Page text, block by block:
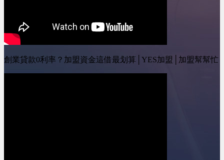
創業貸款0利率？加盟資金這借最划算│YES加盟│加盟幫幫忙